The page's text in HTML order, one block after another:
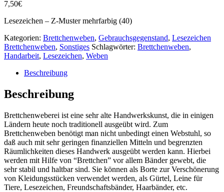
7,50€
Lesezeichen – Z-Muster mehrfarbig (40)
Kategorien: Brettchenweben, Gebrauchsgegenstand, Lesezeichen
Brettchenweben, Sonstiges Schlagwörter: Brettchenweben,
Handarbeit, Lesezeichen, Weben
Beschreibung
Beschreibung
Brettchenweberei ist eine sehr alte Handwerkskunst, die in einigen
Ländern heute noch traditionell ausgeübt wird. Zum
Brettchenweben benötigt man nicht unbedingt einen Webstuhl, so
daß auch mit sehr geringen finanziellen Mitteln und begrenzten
Räumlichkeiten dieses Handwerk ausgeübt werden kann. Hierbei
werden mit Hilfe von “Brettchen” vor allem Bänder gewebt, die
sehr stabil und haltbar sind. Sie können als Borte zur Verschönerung
von Kleidungsstücken verwendet werden, als Gürtel, Leine für
Tiere, Lesezeichen, Freundschaftsbänder, Haarbänder, etc.